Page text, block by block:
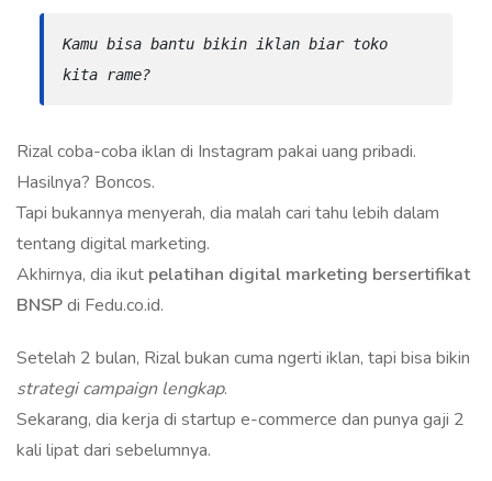
Kamu bisa bantu bikin iklan biar toko
kita rame?
Rizal coba-coba iklan di Instagram pakai uang pribadi.
Hasilnya? Boncos.
Tapi bukannya menyerah, dia malah cari tahu lebih dalam
tentang digital marketing.
Akhirnya, dia ikut pelatihan digital marketing bersertifikat
BNSPdi Fedu.co.id.
Setelah 2 bulan, Rizal bukan cuma ngerti iklan, tapi bisa bikin
strategi campaign lengkap.
Sekarang, dia kerja di startup e-commerce dan punya gaji 2
kali lipat dari sebelumnya.